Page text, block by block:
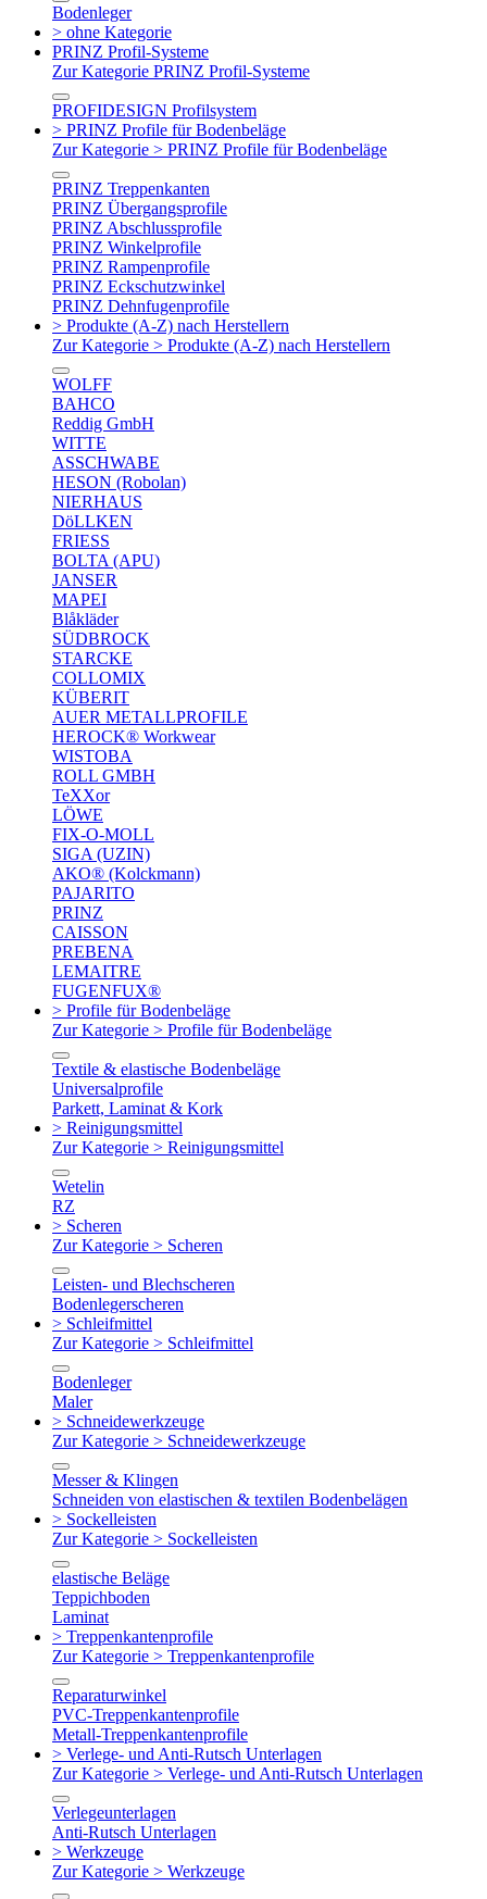
Bodenleger
> ohne Kategorie
PRINZ Profil-Systeme
Zur Kategorie PRINZ Profil-Systeme
PROFIDESIGN Profilsystem
> PRINZ Profile für Bodenbeläge
Zur Kategorie > PRINZ Profile für Bodenbeläge
PRINZ Treppenkanten
PRINZ Übergangsprofile
PRINZ Abschlussprofile
PRINZ Winkelprofile
PRINZ Rampenprofile
PRINZ Eckschutzwinkel
PRINZ Dehnfugenprofile
> Produkte (A-Z) nach Herstellern
Zur Kategorie > Produkte (A-Z) nach Herstellern
WOLFF
BAHCO
Reddig GmbH
WITTE
ASSCHWABE
HESON (Robolan)
NIERHAUS
DöLLKEN
FRIESS
BOLTA (APU)
JANSER
MAPEI
Blåkläder
SÜDBROCK
STARCKE
COLLOMIX
KÜBERIT
AUER METALLPROFILE
HEROCK® Workwear
WISTOBA
ROLL GMBH
TeXXor
LÖWE
FIX-O-MOLL
SIGA (UZIN)
AKO® (Kolckmann)
PAJARITO
PRINZ
CAISSON
PREBENA
LEMAITRE
FUGENFUX®
> Profile für Bodenbeläge
Zur Kategorie > Profile für Bodenbeläge
Textile & elastische Bodenbeläge
Universalprofile
Parkett, Laminat & Kork
> Reinigungsmittel
Zur Kategorie > Reinigungsmittel
Wetelin
RZ
> Scheren
Zur Kategorie > Scheren
Leisten- und Blechscheren
Bodenlegerscheren
> Schleifmittel
Zur Kategorie > Schleifmittel
Bodenleger
Maler
> Schneidewerkzeuge
Zur Kategorie > Schneidewerkzeuge
Messer & Klingen
Schneiden von elastischen & textilen Bodenbelägen
> Sockelleisten
Zur Kategorie > Sockelleisten
elastische Beläge
Teppichboden
Laminat
> Treppenkantenprofile
Zur Kategorie > Treppenkantenprofile
Reparaturwinkel
PVC-Treppenkantenprofile
Metall-Treppenkantenprofile
> Verlege- und Anti-Rutsch Unterlagen
Zur Kategorie > Verlege- und Anti-Rutsch Unterlagen
Verlegeunterlagen
Anti-Rutsch Unterlagen
> Werkzeuge
Zur Kategorie > Werkzeuge